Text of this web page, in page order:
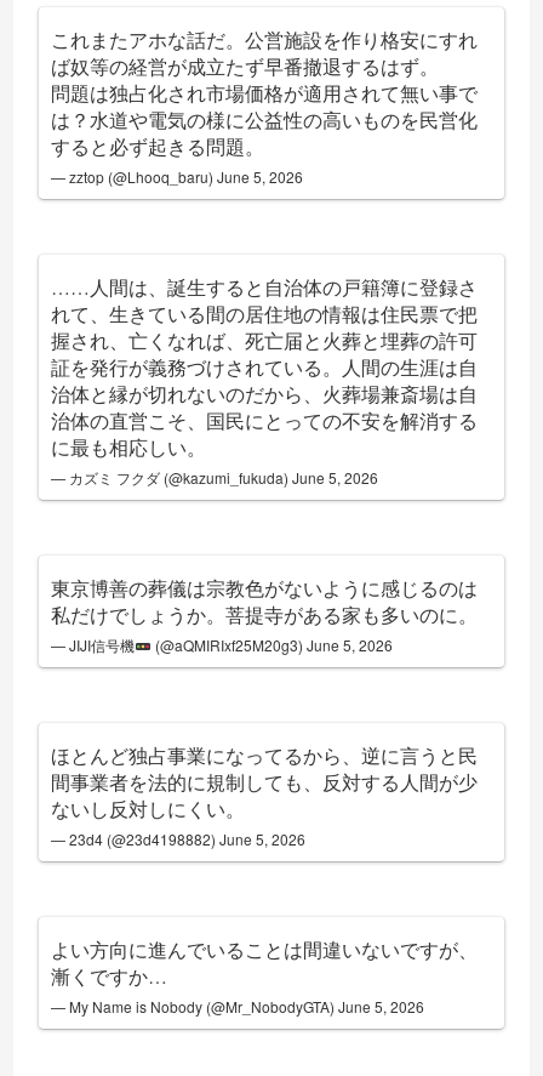
これまたアホな話だ。公営施設を作り格安にすれ
ば奴等の経営が成立たず早番撤退するはず。
問題は独占化され市場価格が適用されて無い事で
は？水道や電気の様に公益性の高いものを民営化
すると必ず起きる問題。
— zztop (@Lhooq_baru)June 5, 2026
……人間は、誕生すると自治体の戸籍簿に登録さ
れて、生きている間の居住地の情報は住民票で把
握され、亡くなれば、死亡届と火葬と埋葬の許可
証を発行が義務づけされている。人間の生涯は自
治体と縁が切れないのだから、火葬場兼斎場は自
治体の直営こそ、国民にとっての不安を解消する
に最も相応しい。
— カズミ フクダ (@kazumi_fukuda)June 5, 2026
東京博善の葬儀は宗教色がないように感じるのは
私だけでしょうか。菩提寺がある家も多いのに。
— JIJI信号機 (@aQMIRIxf25M20g3) June 5, 2026
ほとんど独占事業になってるから、逆に言うと民
間事業者を法的に規制しても、反対する人間が少
ないし反対しにくい。
— 23d4 (@23d4198882)June 5, 2026
よい方向に進んでいることは間違いないですが、
漸くですか…
— My Name is Nobody (@Mr_NobodyGTA)June 5, 2026